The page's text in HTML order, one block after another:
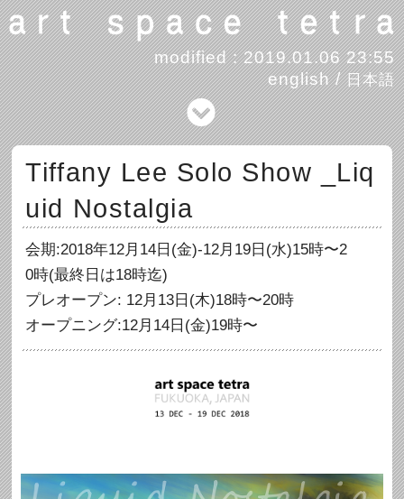
modified : 2019.01.06 23:55
english/日本語
Tiffany Lee Solo Show _Liq
uid Nostalgia
会期:2018年12月14日(金)-12月19日(水)15時〜2
0時(最終日は18時迄)
プレオープン: 12月13日(木)18時〜20時
オープニング:12月14日(金)19時〜